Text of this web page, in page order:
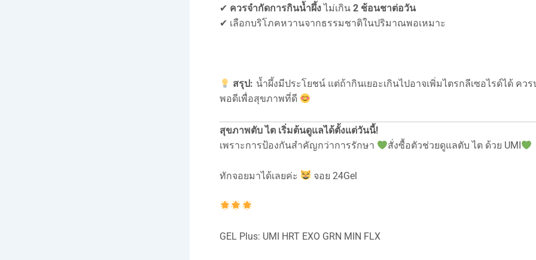
✔ ควรจำกัดการกินน้ำผึ้งไม่เกิน 2 ช้อนชาต่อวัน
✔ เลือกบริโภคหวานจากธรรมชาติในปริมาณพอเหมาะ
สรุป: น้ำผึ้งมีประโยชน์ แต่ถ้ากินเยอะเกินไปอาจเพิ่มไตรกลีเซอไรด์ได้ คว
พอดีเพื่อสุขภาพที่ดี
สุขภาพตับ ไต เริ่มต้นดูแลได้ตั้งแต่วันนี้!
เพราะการป้องกันสำคัญกว่าการรักษา
สั่งซื้อตัวช่วยดูแลตับ ไต ด้วย UMI
ทักจอยมาได้เลยค่ะ จอย 24Gel
GEL Plus: UMI HRT EXO GRN MIN FLX